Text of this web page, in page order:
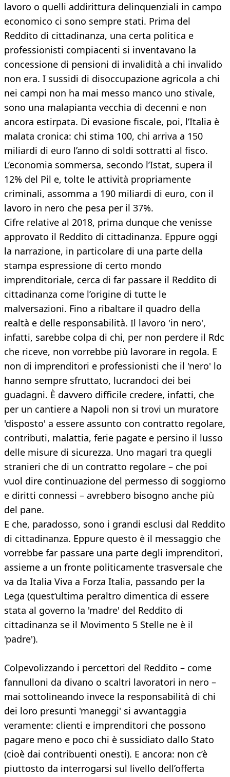
lavoro o quelli addirittura delinquenziali in campo
economico ci sono sempre stati. Prima del
Reddito di cittadinanza, una certa politica e
professionisti compiacenti si inventavano la
concessione di pensioni di invalidità a chi invalido
non era. I sussidi di disoccupazione agricola a chi
nei campi non ha mai messo manco uno stivale,
sono una malapianta vecchia di decenni e non
ancora estirpata. Di evasione fiscale, poi, l’Italia è
malata cronica: chi stima 100, chi arriva a 150
miliardi di euro l’anno di soldi sottratti al fisco.
L’economia sommersa, secondo l’Istat, supera il
12% del Pil e, tolte le attività propriamente
criminali, assomma a 190 miliardi di euro, con il
lavoro in nero che pesa per il 37%.
Cifre relative al 2018, prima dunque che venisse
approvato il Reddito di cittadinanza. Eppure oggi
la narrazione, in particolare di una parte della
stampa espressione di certo mondo
imprenditoriale, cerca di far passare il Reddito di
cittadinanza come l’origine di tutte le
malversazioni. Fino a ribaltare il quadro della
realtà e delle responsabilità. Il lavoro 'in nero',
infatti, sarebbe colpa di chi, per non perdere il Rdc
che riceve, non vorrebbe più lavorare in regola. E
non di imprenditori e professionisti che il 'nero' lo
hanno sempre sfruttato, lucrandoci dei bei
guadagni. È davvero difficile credere, infatti, che
per un cantiere a Napoli non si trovi un muratore
'disposto' a essere assunto con contratto regolare,
contributi, malattia, ferie pagate e persino il lusso
delle misure di sicurezza. Uno magari tra quegli
stranieri che di un contratto regolare – che poi
vuol dire continuazione del permesso di soggiorno
e diritti connessi – avrebbero bisogno anche più
del pane.
E che, paradosso, sono i grandi esclusi dal Reddito
di cittadinanza. Eppure questo è il messaggio che
vorrebbe far passare una parte degli imprenditori,
assieme a un fronte politicamente trasversale che
va da Italia Viva a Forza Italia, passando per la
Lega (quest’ultima peraltro dimentica di essere
stata al governo la 'madre' del Reddito di
cittadinanza se il Movimento 5 Stelle ne è il
'padre').
Colpevolizzando i percettori del Reddito – come
fannulloni da divano o scaltri lavoratori in nero –
mai sottolineando invece la responsabilità di chi
dei loro presunti 'maneggi' si avvantaggia
veramente: clienti e imprenditori che possono
pagare meno e poco chi è sussidiato dallo Stato
(cioè dai contribuenti onesti). E ancora: non c’è
piuttosto da interrogarsi sul livello dell’offerta